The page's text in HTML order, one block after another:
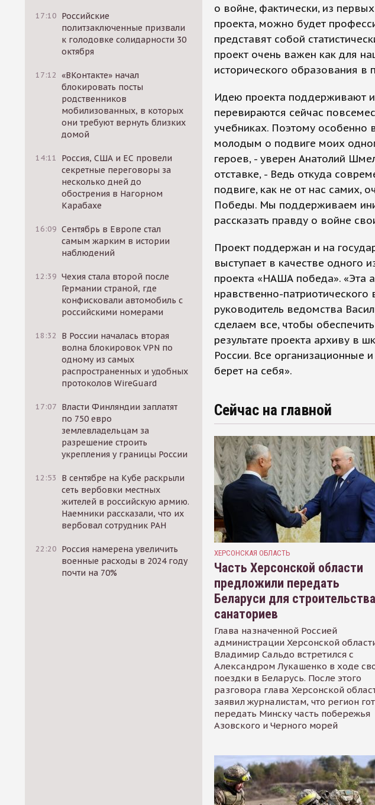
17:10 Российские
политзаключенные призвали
к голодовке солидарности 30
октября
17:12 «ВКонтакте» начал
блокировать посты
родственников
мобилизованных, в которых
они требуют вернуть близких
домой
14:11
Россия, США и ЕС провели
секретные переговоры за
несколько дней до
обострения в Нагорном
Карабахе
16:09 Сентябрь в Европе стал
самым жарким в истории
наблюдений
12:39 Чехия стала второй после
Германии страной, где
конфисковали автомобиль с
российскими номерами
18:32
В России началась вторая
волна блокировок VPN по
одному из самых
распространенных и удобных
протоколов WireGuard
17:07 Власти Финляндии заплатят
по 750 евро
землевладельцам за
разрешение строить
укрепления у границы России
12:53
В сентябре на Кубе раскрыли
сеть вербовки местных
жителей в российскую армию.
Наемники рассказали, что их
вербовал сотрудник РАН
22:20 Россия намерена увеличить
военные расходы в 2024 году
почти на 70%
о войне, фактически, из
проекта, можно будет
представят собой
проект очень важен как для
исторического образования в
Идею проекта поддерживают
перевираются сейчас
учебниках. Поэтому особенно
молодым о подвиге моих
героев, - уверен Анатолий
отставке, - Ведь откуда
подвиге, как не от нас самих,
Победы. Мы поддерживаем
рассказать правду о войне
Проект поддержан и на
выступает в качестве одного
проекта «НАША победа». «Эта
нравственно-
руководитель ведомства
сделаем все, чтобы
результате проекта архиву в
России. Все
берет на себя».
Сейчас на главной
ХЕРСОНСКАЯ ОБЛАСТЬ
Часть Херсонской области
предложили передать
Беларуси для строительства
санаториев
Глава назначенной Россией
администрации Херсонской
Владимир Сальдо встретился с
Александром Лукашенко в ходе
поездки в Беларусь. После этого
разговора глава Херсонской
заявил журналистам, что регион
передать Минску часть побережья
Азовского и Черного морей